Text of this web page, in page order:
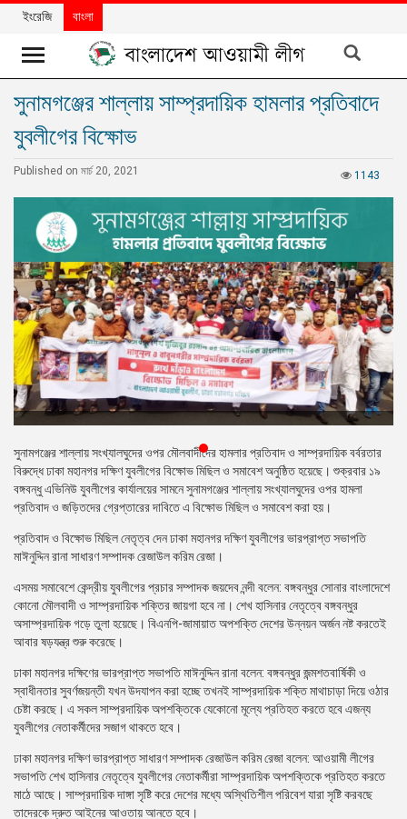
খবর
দলের
বিশেষ
প্রতিবেদন
মতামত
উন্নয়নের
বাংলাদেশ
নিউজলেটার
প্রেস
রিলিজ
প্রকাশনা
বিএনপি-
সহিংসতা
সংগঠন
নির্বাচনী
ইশতেহার
ইংরেজি বাংলা
সুনামগঞ্জের শাল্লায় সাম্প্রদায়িক হামলার প্রতিবাদে
যুবলীগের বিক্ষোভ
1143
Published on মার্চ 20, 2021
সুনামগঞ্জের শাল্লায় সংখ্যালঘুদের ওপর মৌলবাদীদের হামলার প্রতিবাদ ও সাম্প্রদায়িক বর্বরতার
বিরুদ্ধে ঢাকা মহানগর দক্ষিণ যুবলীগের বিক্ষোভ মিছিল ও সমাবেশ অনুষ্ঠিত হয়েছে। শুক্রবার ১৯
বঙ্গবন্ধু এভিনিউ যুবলীগের কার্যালয়ের সামনে সুনামগঞ্জের শাল্লায় সংখ্যালঘুদের ওপর হামলা
প্রতিবাদ ও জড়িতদের গ্রেপ্তারের দাবিতে এ বিক্ষোভ মিছিল ও সমাবেশ করা হয়।
প্রতিবাদ ও বিক্ষোভ মিছিল নেতৃত্ব দেন ঢাকা মহানগর দক্ষিণ যুবলীগের ভারপ্রাপ্ত সভাপতি
মাঈনুদ্দিন রানা সাধারণ সম্পাদক রেজাউল করিম রেজা।
এসময় সমাবেশে কেন্দ্রীয় যুবলীগের প্রচার সম্পাদক জয়দেব নন্দী বলেন: বঙ্গবন্ধুর সোনার বাংলাদেশে
কোনো মৌলবাদী ও সাম্প্রদায়িক শক্তির জায়গা হবে না। শেখ হাসিনার নেতৃত্বে বঙ্গবন্ধুর
অসাম্প্রদায়িক গড়ে তুলা হয়েছে। বিএনপি-জামায়াত অপশক্তি দেশের উন্নয়ন অর্জন নষ্ট করতেই
আবার ষড়যন্ত্র শুরু করেছে।
ঢাকা মহানগর দক্ষিণের ভারপ্রাপ্ত সভাপতি মাঈনুদ্দিন রানা বলেন: বঙ্গবন্ধুর জন্মশতবার্ষিকী ও
স্বাধীনতার সুবর্ণজয়ন্তী যখন উদযাপন করা হচ্ছে তখনই সাম্প্রদায়িক শক্তি মাথাচাড়া দিয়ে ওঠার
চেষ্টা করছে। এ সকল সাম্প্রদায়িক অপশক্তিকে যেকোনো মূল্যে প্রতিহত করতে হবে এজন্য
যুবলীগের নেতাকর্মীদের সজাগ থাকতে হবে।
ঢাকা মহানগর দক্ষিণ ভারপ্রাপ্ত সাধারণ সম্পাদক রেজাউল করিম রেজা বলেন: আওয়ামী লীগের
সভাপতি শেখ হাসিনার নেতৃত্বে যুবলীগের নেতাকর্মীরা সাম্প্রদায়িক অপশক্তিকে প্রতিহত করতে
মাঠে আছে। সাম্প্রদায়িক দাঙ্গা সৃষ্টি করে দেশের মধ্যে অস্থিতিশীল পরিবেশ যারা সৃষ্টি করবছে
তাদেরকে দ্রুত আইনের আওতায় আনতে হবে।